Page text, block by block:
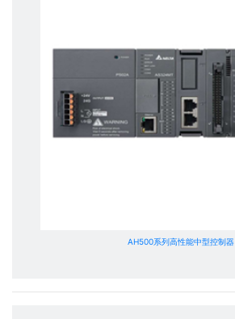
AH500系列高性能中型控制器